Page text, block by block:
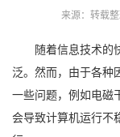
来源：转载
随着信息技术的快
泛。然而，由于各种
一些问题，例如电磁
会导致计算机运行不